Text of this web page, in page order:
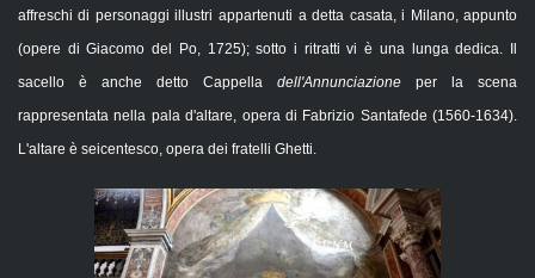
affreschi di personaggi illustri appartenuti a detta casata, i Milano, appunto
(opere di Giacomo del Po, 1725); sotto i ritratti vi è una lunga dedica. Il
sacello è anche detto Cappella dell'Annunciazione per la scena
rappresentata nella pala d'altare, opera di Fabrizio Santafede (1560-1634).
L'altare è seicentesco, opera dei fratelli Ghetti.